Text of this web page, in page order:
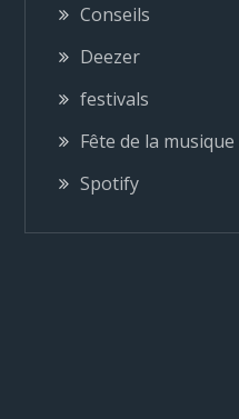
o
n
d
e
Conseils
Deezer
festivals
Fête de la musique
Spotify